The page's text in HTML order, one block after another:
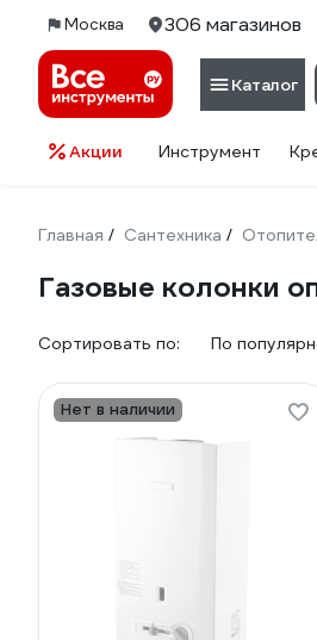
Москва 306 магазинов
Каталог
Акции Инструмент
Главная / Сантехника /
Газовые колонки
Сортировать по: По
Нет в наличии